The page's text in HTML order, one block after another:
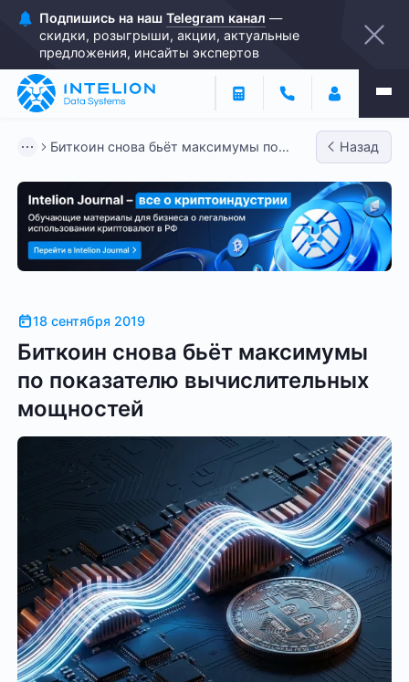
Подпишись на наш Telegram канал —
скидки, розыгрыши, акции, актуальные
предложения, инсайты экспертов
Биткоин снова бьёт максимумы по
Назад
18 сентября 2019
Биткоин снова бьёт максимумы
по показателю вычислительных
мощностей